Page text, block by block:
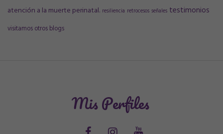
atención a la muerte perinatal. resiliencia retrocesos señales testimonios
visitamos otros blogs
Mis Perfiles